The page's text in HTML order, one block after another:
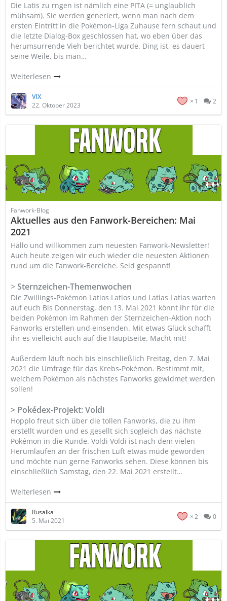
Die Latis zu rngen ist nämlich eine PITA (= unglaublich
mühsam). Sie werden generiert, wenn man nach dem
ersten Eintritt in die Pokémon-Liga Zuhause fern schaut und
die letzte Dialog-Box geschlossen hat, wo eben über das
herumsurrende Vieh berichtet wurde. Ding ist, es dauert
seine Weile, bis man…
Weiterlesen
VIX
22. Oktober 2023
1 2
Fanwork-Blog
Aktuelles aus den Fanwork-Bereichen: Mai
2021
Hallo und willkommen zum neuesten Fanwork-Newsletter!
Auch heute zeigen wir euch wieder die neuesten Aktionen
rund um die Fanwork-Bereiche. Seid gespannt!
>Sternzeichen-Themenwochen
Die Zwillings-Pokémon Latios Latios und Latias Latias warten
auf euch Bis Donnerstag, den 13. Mai 2021 könnt ihr für die
beiden Pokémon im Rahmen der Sternzeichen-Aktion noch
Fanworks erstellen und einsenden. Mit etwas Glück schafft
ihr es vielleicht auch auf die Hauptseite. Macht mit!
Außerdem läuft noch bis einschließlich Freitag, den 7. Mai
2021 die Umfrage für das Krebs-Pokémon. Bestimmt mit,
welchem Pokémon als nächstes Fanworks gewidmet werden
sollen!
> Pokédex-Projekt: Voldi
Hopplo freut sich über die tollen Fanworks, die zu ihm
erstellt wurden und es gesellt sich sogleich das nächste
Pokémon in die Runde. Voldi Voldi ist nach dem vielen
Herumlaufen an der frischen Luft etwas müde geworden
und möchte nun gerne Fanworks sehen. Diese können bis
einschließlich Samstag, den 22. Mai 2021 erstellt…
Weiterlesen
Rusalka
5. Mai 2021
2 0